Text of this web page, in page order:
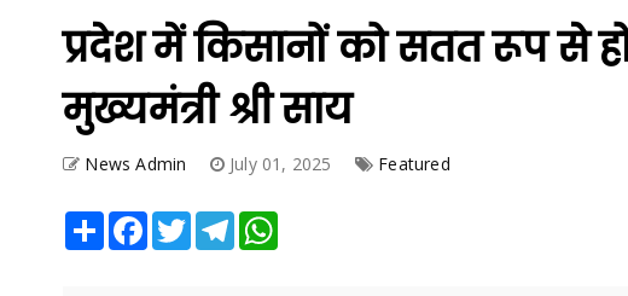
प्रदेश में किसानों को सतत रूप से
मुख्यमंत्री श्री साय
News Admin July 01, 2025 Featured
Share Facebook
TwitterTelegram